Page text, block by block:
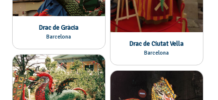
Drac de Ciutat Vella
Barcelona
Drac de Gràcia
Barcelona